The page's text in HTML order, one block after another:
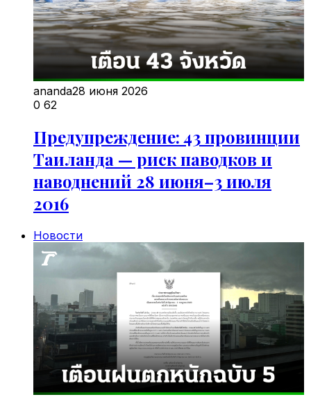
ananda28 июня 2026
0 62
Предупреждение: 43 провинции
Таиланда — риск паводков и
наводнений 28 июня–3 июля
2016
Новости